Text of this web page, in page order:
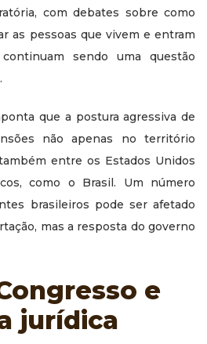
com debates sobre como
as pessoas que vivem e entram
sendo uma questão
que a postura agressiva de
não apenas no território
entre os Estados Unidos
como o Brasil. Um número
brasileiros pode ser afetado
mas a resposta do governo
e
jurídica